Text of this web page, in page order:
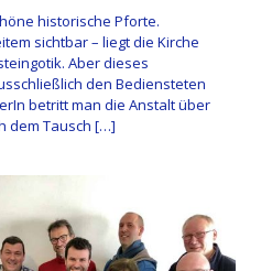
historische Pforte.
sichtbar – liegt die Kirche
Aber dieses
den Bediensteten
betritt man die Anstalt über
dem Tausch […]